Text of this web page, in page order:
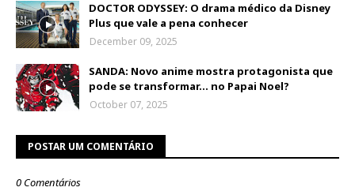
DOCTOR ODYSSEY: O drama médico da Disney
Plus que vale a pena conhecer
December 09, 2025
SANDA: Novo anime mostra protagonista que
pode se transformar... no Papai Noel?
October 07, 2025
POSTAR UM COMENTÁRIO
0 Comentários